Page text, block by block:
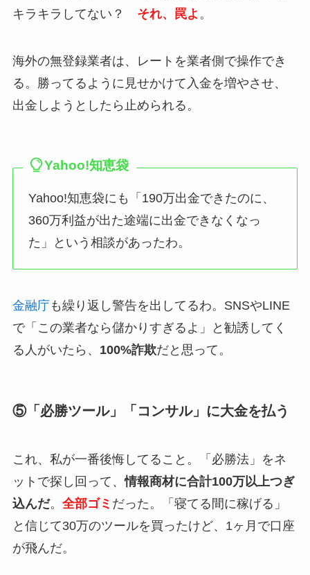
キラキラしてない？ それ、罠よ 。
海外の無登録業者は、レートを業者側で操作でき
る。勝ってるように見せかけて入金を増やさせ、
出金しようとしたら止められる。
Yahoo!知恵袋
Yahoo!知恵袋にも「190万出金できたのに、
360万利益が出た途端に出金できなくなっ
た」という相談があったわ。
金融庁も繰り返し警告を出してるわ。SNSやLINE
で「この業者なら儲かりすぎるよ」と勧誘してく
る人がいたら、 100%詐欺だと思って。
⑤「必勝ツール」「コンサル」に大金を払う
これ、私が一番後悔してること。「必勝法」をネ
ットで探し回って、情報商材に合計100万以上つぎ
込んだ。 全部ゴミ だった。「寝てる間に稼げる」
と信じて30万のツールを買ったけど、1ヶ月で口座
が飛んだ。